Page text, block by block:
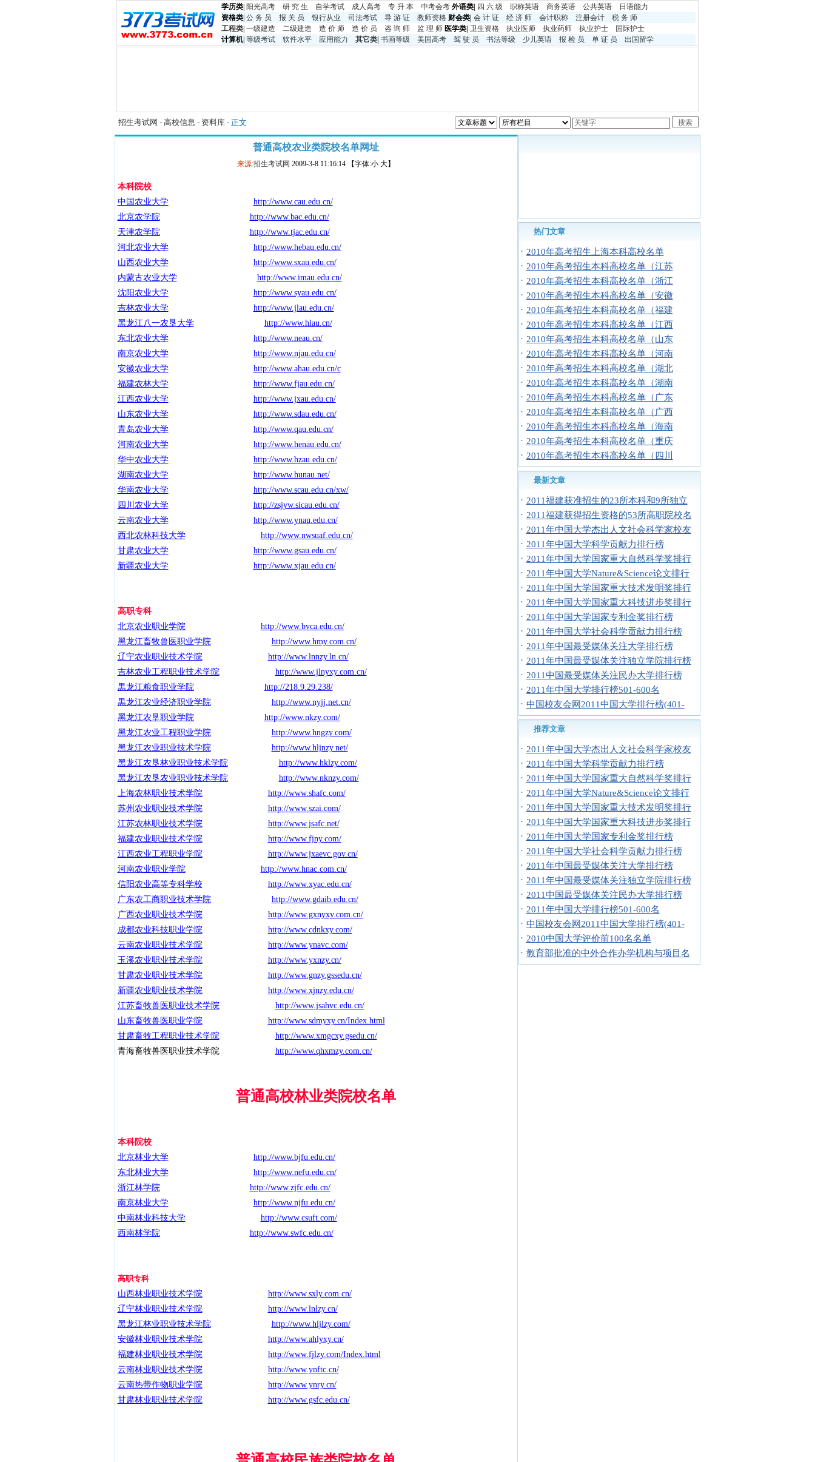
学历类 阳光高考 研 究 生 自学考试 成人高考 专 升 本 中考会考 外语类| 四 六 级 职称英语 商务英语 公共英语
日语能力
资格类 公 务 员 报 关 员 银行从业 司法考试 导 游 证 教师资格 财会类| 会 计 证 经 济 师 会计职称 注册会计
税 务 师
工程类 一级建造 二级建造 造 价 师 造 价 员 咨 询 师 监 理 师 医学类| 卫生资格 执业医师 执业药师 执业护士
国际护士
计算机| 等级考试 软件水平 应用能力 其它类 书画等级 美国高考 驾 驶 员 书法等级 少儿英语 报 检 员 单 证 员 出国留学
招生考试网 - 高校信息 - 资料库 - 正文
普通高校农业类院校名单网址
来源:招生考试网 2009-3-8 11:16:14 【字体:小 大】
本科院校
中国农业大学
http://www.cau.edu.cn/
北京农学院
http://www.bac.edu.cn/
天津农学院
http://www.tjac.edu.cn/
河北农业大学
http://www.hebau.edu.cn/
山西农业大学
http://www.sxau.edu.cn/
内蒙古农业大学
http://www.imau.edu.cn/
沈阳农业大学
http://www.syau.edu.cn/
吉林农业大学
http://www.jlau.edu.cn/
黑龙江八一农垦大学
http://www.hlau.cn/
东北农业大学
http://www.neau.cn/
南京农业大学
http://www.njau.edu.cn/
安徽农业大学
http://www.ahau.edu.cn/c
福建农林大学
http://www.fjau.edu.cn/
江西农业大学
http://www.jxau.edu.cn/
山东农业大学
http://www.sdau.edu.cn/
青岛农业大学
http://www.qau.edu.cn/
河南农业大学
http://www.henau.edu.cn/
华中农业大学
http://www.hzau.edu.cn/
湖南农业大学
http://www.hunau.net/
华南农业大学
http://www.scau.edu.cn/xw/
四川农业大学
http://zsjyw.sicau.edu.cn/
云南农业大学
http://www.ynau.edu.cn/
西北农林科技大学
http://www.nwsuaf.edu.cn/
甘肃农业大学
http://www.gsau.edu.cn/
新疆农业大学
http://www.xjau.edu.cn/
高职专科
北京农业职业学院
http://www.bvca.edu.cn/
黑龙江畜牧兽医职业学院
http://www.hmy.com.cn/
辽宁农业职业技术学院
http://www.lnnzy.ln.cn/
吉林农业工程职业技术学院
http://www.jlnyxy.com.cn/
黒龙江粮食职业学院
http://218.9.29.238/
黒龙江农业经济职业学院
http://www.nyjj.net.cn/
黑龙江农垦职业学院
http://www.nkzy.com/
黑龙江农业工程职业学院
http://www.hngzy.com/
黑龙江农业职业技术学院
http://www.hljnzy.net/
黑龙江农垦林业职业技术学院
http://www.hklzy.com/
黑龙江农垦农业职业技术学院
http://www.nknzy.com/
上海农林职业技术学院
http://www.shafc.com/
苏州农业职业技术学院
http://www.szai.com/
江苏农林职业技术学院
http://www.jsafc.net/
福建农业职业技术学院
http://www.fjny.com/
江西农业工程职业学院
http://www.jxaevc.gov.cn/
河南农业职业学院
http://www.hnac.com.cn/
信阳农业高等专科学校
http://www.xyac.edu.cn/
广东农工商职业技术学院
http://www.gdaib.edu.cn/
广西农业职业技术学院
http://www.gxnyxy.com.cn/
成都农业科技职业学院
http://www.cdnkxy.com/
云南农业职业技术学院
http://www.ynavc.com/
玉溪农业职业技术学院
http://www.yxnzy.cn/
甘肃农业职业技术学院
http://www.gnzy.gssedu.cn/
新疆农业职业技术学院
http://www.xjnzy.edu.cn/
江苏畜牧兽医职业技术学院
http://www.jsahvc.edu.cn/
山东畜牧兽医职业学院
http://www.sdmyxy.cn/Index.html
甘肃畜牧工程职业技术学院
http://www.xmgcxy.gsedu.cn/
青海畜牧兽医职业技术学院 http://www.qhxmzy.com.cn/
普通高校林业类院校名单
本科院校
北京林业大学
http://www.bjfu.edu.cn/
东北林业大学
http://www.nefu.edu.cn/
浙江林学院
http://www.zjfc.edu.cn/
南京林业大学
http://www.njfu.edu.cn/
中南林业科技大学
http://www.csuft.com/
西南林学院
http://www.swfc.edu.cn/
高职专科
山西林业职业技术学院
http://www.sxly.com.cn/
辽宁林业职业技术学院
http://www.lnlzy.cn/
黑龙江林业职业技术学院
http://www.hljlzy.com/
安徽林业职业技术学院
http://www.ahlyxy.cn/
福建林业职业技术学院
http://www.fjlzy.com/Index.html
云南林业职业技术学院
http://www.ynftc.cn/
云南热带作物职业学院
http://www.ynry.cn/
甘肃林业职业技术学院
http://www.gsfc.edu.cn/
热门文章
· 2010年高考招生上海本科高校名单
· 2010年高考招生本科高校名单（江苏
· 2010年高考招生本科高校名单（浙江
· 2010年高考招生本科高校名单（安徽
· 2010年高考招生本科高校名单（福建
· 2010年高考招生本科高校名单（江西
· 2010年高考招生本科高校名单（山东
· 2010年高考招生本科高校名单（河南
· 2010年高考招生本科高校名单（湖北
· 2010年高考招生本科高校名单（湖南
· 2010年高考招生本科高校名单（广东
· 2010年高考招生本科高校名单（广西
· 2010年高考招生本科高校名单（海南
· 2010年高考招生本科高校名单（重庆
· 2010年高考招生本科高校名单（四川
最新文章
· 2011福建获准招生的23所本科和9所独立
· 2011福建获得招生资格的53所高职院校名
· 2011年中国大学杰出人文社会科学家校友
· 2011年中国大学科学贡献力排行榜
· 2011年中国大学国家重大自然科学奖排行
· 2011年中国大学Nature&Science论文排行
· 2011年中国大学国家重大技术发明奖排行
· 2011年中国大学国家重大科技进步奖排行
· 2011年中国大学国家专利金奖排行榜
· 2011年中国大学社会科学贡献力排行榜
· 2011年中国最受媒体关注大学排行榜
· 2011年中国最受媒体关注独立学院排行榜
· 2011中国最受媒体关注民办大学排行榜
· 2011年中国大学排行榜501-600名
· 中国校友会网2011中国大学排行榜(401-
推荐文章
· 2011年中国大学杰出人文社会科学家校友
· 2011年中国大学科学贡献力排行榜
· 2011年中国大学国家重大自然科学奖排行
· 2011年中国大学Nature&Science论文排行
· 2011年中国大学国家重大技术发明奖排行
· 2011年中国大学国家重大科技进步奖排行
· 2011年中国大学国家专利金奖排行榜
· 2011年中国大学社会科学贡献力排行榜
· 2011年中国最受媒体关注大学排行榜
· 2011年中国最受媒体关注独立学院排行榜
· 2011中国最受媒体关注民办大学排行榜
· 2011年中国大学排行榜501-600名
· 中国校友会网2011中国大学排行榜(401-
· 2010中国大学评价前100名名单
· 教育部批准的中外合作办学机构与项目名